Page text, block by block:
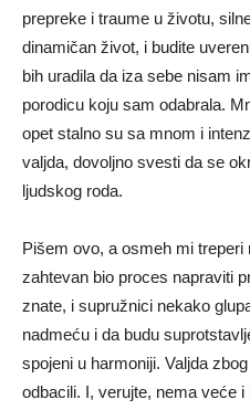
prepreke i traume u životu,
dinamičan život, i budite
bih uradila da iza sebe nisam
porodicu koju sam odabrala.
opet stalno su sa mnom i
valjda, dovoljno svesti da se
ljudskog roda.
Pišem ovo, a osmeh mi
zahtevan bio proces napraviti
znate, i supružnici nekako
nadmeću i da budu
spojeni u harmoniji. Valjda
odbacili. I, verujte, nema veće